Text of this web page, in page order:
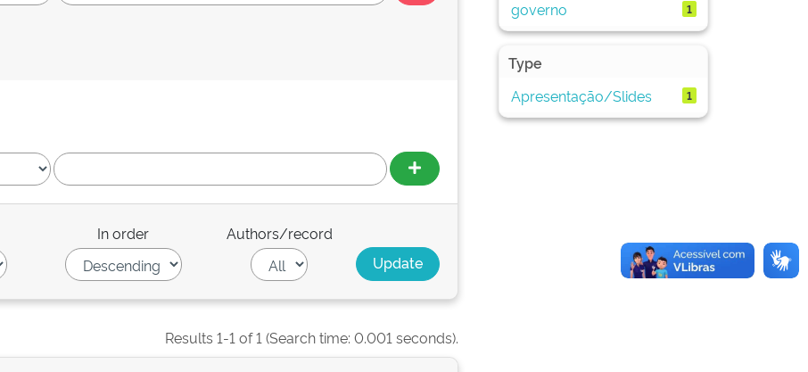
In order Authors/record
Results 1-1 of 1 (Search time: 0.001 seconds).
governo 1
Type
Apresentação/Slides
1